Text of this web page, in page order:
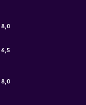
8,0
6,5
8,0